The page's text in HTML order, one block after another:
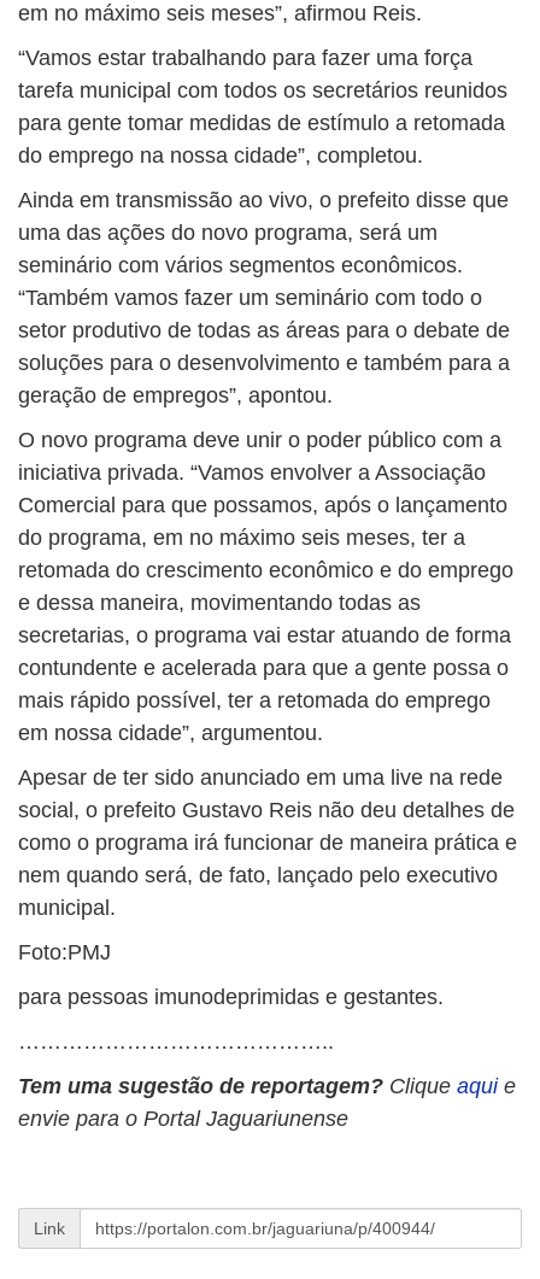
em no máximo seis meses”, afirmou Reis.
“Vamos estar trabalhando para fazer uma força
tarefa municipal com todos os secretários reunidos
para gente tomar medidas de estímulo a retomada
do emprego na nossa cidade”, completou.
Ainda em transmissão ao vivo, o prefeito disse que
uma das ações do novo programa, será um
seminário com vários segmentos econômicos.
“Também vamos fazer um seminário com todo o
setor produtivo de todas as áreas para o debate de
soluções para o desenvolvimento e também para a
geração de empregos”, apontou.
O novo programa deve unir o poder público com a
iniciativa privada. “Vamos envolver a Associação
Comercial para que possamos, após o lançamento
do programa, em no máximo seis meses, ter a
retomada do crescimento econômico e do emprego
e dessa maneira, movimentando todas as
secretarias, o programa vai estar atuando de forma
contundente e acelerada para que a gente possa o
mais rápido possível, ter a retomada do emprego
em nossa cidade”, argumentou.
Apesar de ter sido anunciado em uma live na rede
social, o prefeito Gustavo Reis não deu detalhes de
como o programa irá funcionar de maneira prática e
nem quando será, de fato, lançado pelo executivo
municipal.
Foto:PMJ
para pessoas imunodeprimidas e gestantes.
……………………………………..
Tem uma sugestão de reportagem? Clique aqui e
envie para o Portal Jaguariunense
Link